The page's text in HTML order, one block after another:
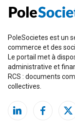
PoleSocietes est un
commerce et des
Le portail met à
administrative et
RCS : documents
collectives.